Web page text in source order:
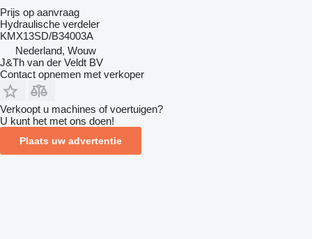
Prijs op aanvraag
Hydraulische verdeler
KMX13SD/B34003A
Nederland, Wouw
J&Th van der Veldt BV
Contact opnemen met verkoper
Verkoopt u machines of voertuigen?
U kunt het met ons doen!
Plaats uw advertentie